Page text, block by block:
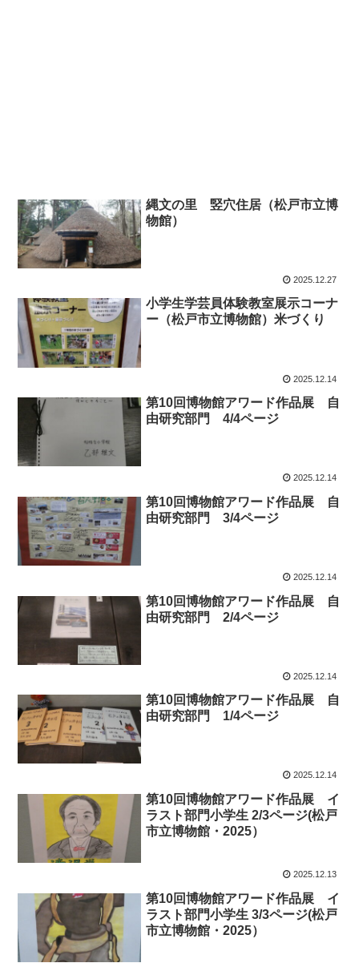
縄文の里 竪穴住居（松戸市立博
物館）
2025.12.27
小学生学芸員体験教室展示コーナ
ー（松戸市立博物館）米づくり
2025.12.14
第10回博物館アワード作品展 自
由研究部門 4/4ページ
2025.12.14
第10回博物館アワード作品展 自
由研究部門 3/4ページ
2025.12.14
第10回博物館アワード作品展 自
由研究部門 2/4ページ
2025.12.14
第10回博物館アワード作品展 自
由研究部門 1/4ページ
2025.12.14
第10回博物館アワード作品展 イ
ラスト部門小学生 2/3ページ(松戸
市立博物館・2025）
2025.12.13
第10回博物館アワード作品展 イ
ラスト部門小学生 3/3ページ(松戸
市立博物館・2025）